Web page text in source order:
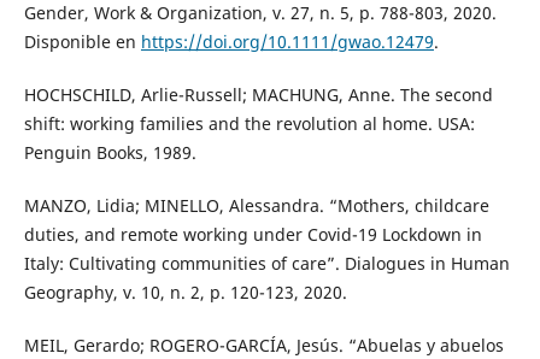
Gender, Work & Organization, v. 27, n. 5, p. 788-803, 2020.
Disponible en https://doi.org/10.1111/gwao.12479.
HOCHSCHILD, Arlie-Russell; MACHUNG, Anne. The second
shift: working families and the revolution al home. USA:
Penguin Books, 1989.
MANZO, Lidia; MINELLO, Alessandra. “Mothers, childcare
duties, and remote working under Covid-19 Lockdown in
Italy: Cultivating communities of care”. Dialogues in Human
Geography, v. 10, n. 2, p. 120-123, 2020.
MEIL, Gerardo; ROGERO-GARCÍA, Jesús. “Abuelas y abuelos